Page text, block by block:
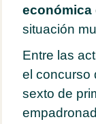
económica
situación
Entre las
el concurso
sexto de